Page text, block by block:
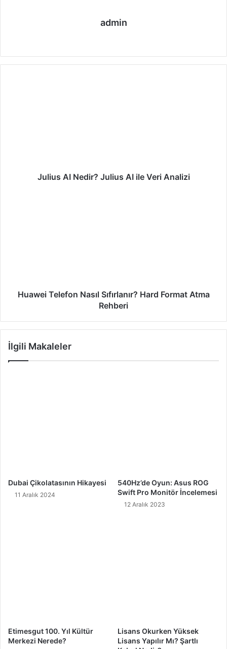
admin
sit bo
ra
Julius AI Nedir? Julius AI ile Veri Analizi
Huawei Telefon Nasıl Sıfırlanır? Hard Format Atma
Rehberi
İlgili Makaleler
Dubai Çikolatasının Hikayesi
11 Aralık 2024
540Hz’de Oyun: Asus ROG
Swift Pro Monitör İncelemesi
12 Aralık 2023
Etimesgut 100. Yıl Kültür
Merkezi Nerede?
Lisans Okurken Yüksek
Lisans Yapılır Mı? Şartlı